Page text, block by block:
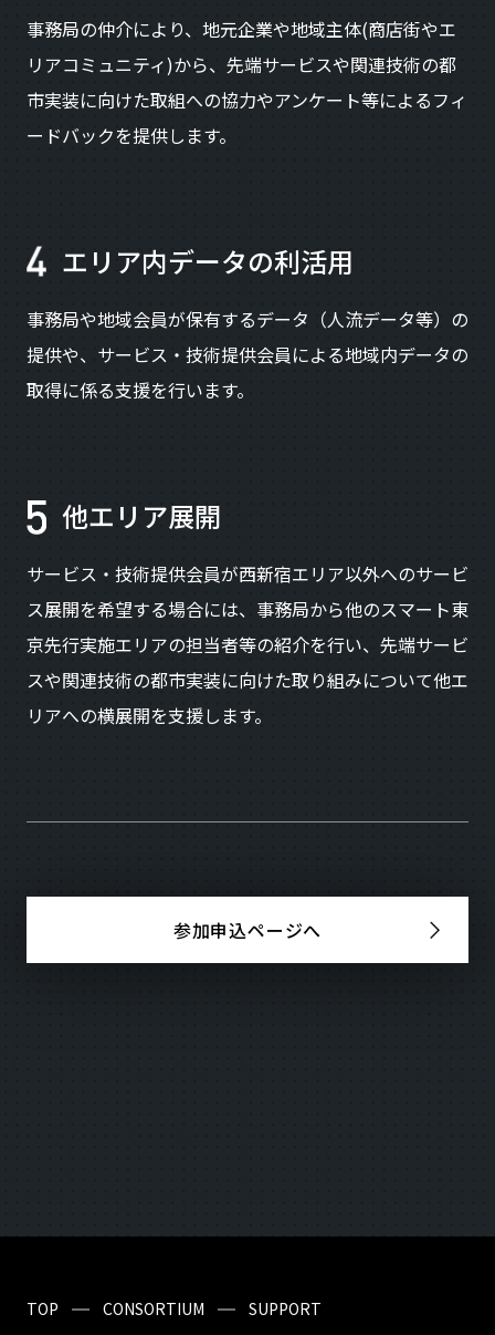
事務局の仲介により、地元企業や地域主体(商店街やエ
リアコミュニティ)から、先端サービスや関連技術の都
市実装に向けた取組への協力やアンケート等によるフィ
ードバックを提供します。
エリア内データの利活用
事務局や地域会員が保有するデータ（人流データ等）の
提供や、サービス・技術提供会員による地域内データの
取得に係る支援を行います。
他エリア展開
サービス・技術提供会員が西新宿エリア以外へのサービ
ス展開を希望する場合には、事務局から他のスマート東
京先行実施エリアの担当者等の紹介を行い、先端サービ
スや関連技術の都市実装に向けた取り組みについて他エ
リアへの横展開を支援します。
参加申込ページへ
TOP CONSORTIUM SUPPORT